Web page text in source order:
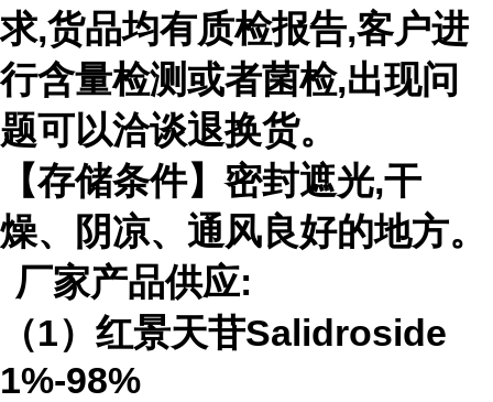
求,货品均有质检报告,客户进
行含量检测或者菌检,出现问
题可以洽谈退换货。
【存储条件】密封遮光,干
燥、阴凉、通风良好的地方。
厂家产品供应:
（1）红景天苷Salidroside
1%-98%